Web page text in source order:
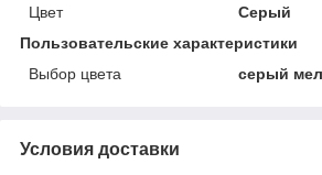
Цвет
Серый
Пользовательские характеристики
Выбор цвета
серый
Условия доставки